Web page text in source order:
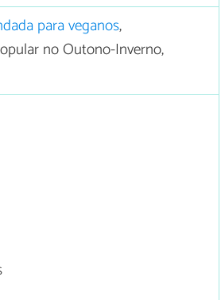
para veganos,
no Outono-Inverno,